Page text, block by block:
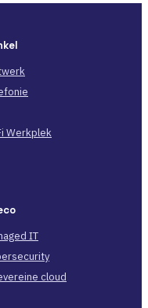
Werkplek
IT
cloud